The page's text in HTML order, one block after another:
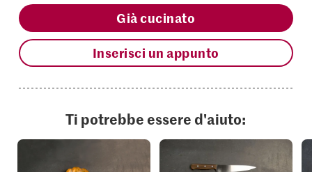
Già cucinato
Inserisci un appunto
Ti potrebbe essere d'aiuto: